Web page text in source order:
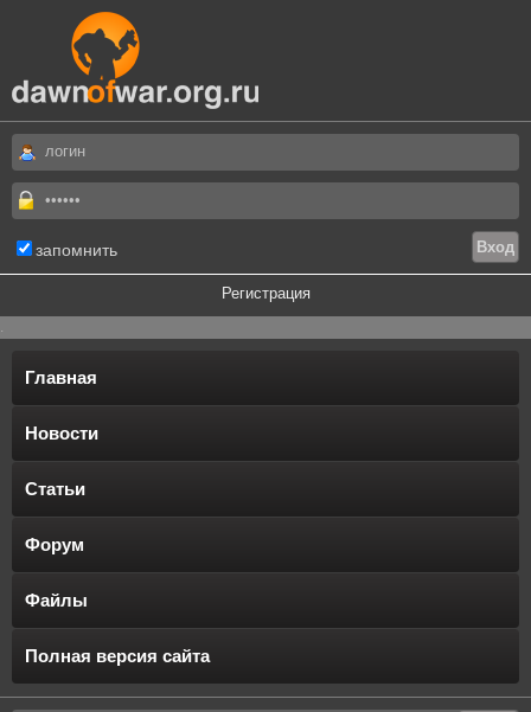
запомнить
Регистрация
.
Главная
Новости
Статьи
Форум
Файлы
Полная версия сайта